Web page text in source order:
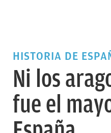
HISTORIA DE
Ni los
fue el